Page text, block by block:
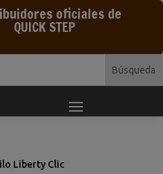
oficiales de
QUICK STEP
Liberty Clic